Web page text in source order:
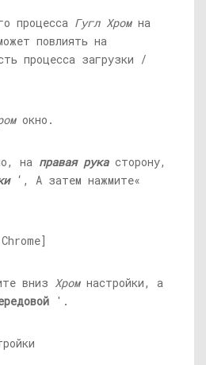
процесса Гугл Хромна
повлиять на
процесса загрузки /
окно.
на правая рука сторону,
‘, А затем нажмите«
вниз Хромнастройки, а
'.